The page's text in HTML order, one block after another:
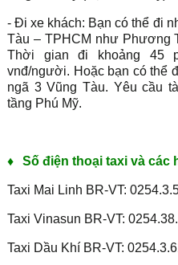
- Đi xe khách: Bạn có thể đi
Tàu – TPHCM như Phương
Thời gian đi khoảng 45
vnđ/người. Hoặc bạn có thể
ngã 3 Vũng Tàu. Yêu cầu
tầng Phú Mỹ.
♦ Số điện thoại taxi và các
Taxi Mai Linh BR-VT:
Taxi Vinasun BR-VT:
Taxi Dầu Khí BR-VT: